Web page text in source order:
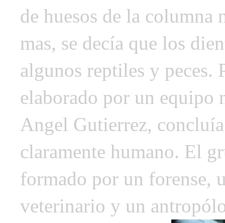
de huesos de la columna
mas, se decía que los
algunos reptiles y
elaborado por un
Angel Gutierrez,
claramente humano. El
formado por un forense,
veterinario y un